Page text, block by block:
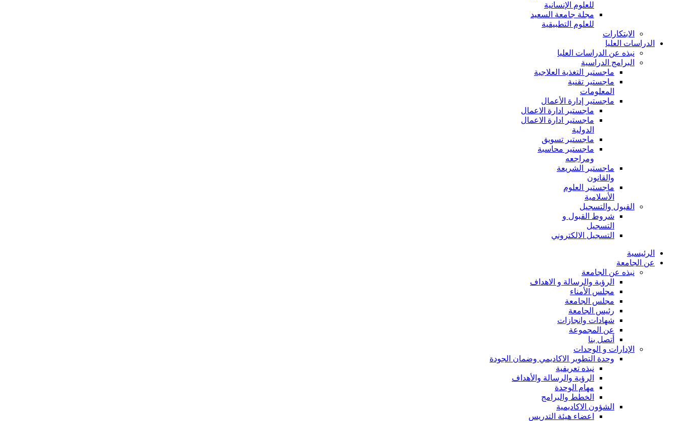
للعلوم الإنسانية
مجلة جامعة السعيد
للعلوم التطبيقية
الابتكارات
الدراسات العليا
نبذه عن الدراسات العليا
البرامج الدراسية
ماجستير التغذية العلاجية
ماجستير تقنية
المعلومات
ماجستير إدارة الأعمال
ماجستير ادارة الاعمال
ماجستير ادارة الاعمال
الدولية
ماجستير تسويق
ماجستير محاسبة
ومراجعه
ماجستير الشريعة
والقانون
ماجستير العلوم
الأسلامية
القبول والتسجيل
شروط القبول و
التسجيل
التسجيل الالكتروني
الرئيسية
عن الجامعة
نبذه عن الجامعة
الرؤية والرسالة و الاهداف
مجلس الأمناء
مجلس الجامعة
رئيس الجامعة
شهادات وانجازات
عن المجموعة
أتصل بنا
الإدارات و الوحدات
وحدة التطوير الاكاديمي وضمان الجودة
نبذه تعريفية
الرؤية والرسالة والأهداف
مهام الوحدة
الخطط والبرامج
الشؤون الاكاديمية
اعضاء هيئة التدريس